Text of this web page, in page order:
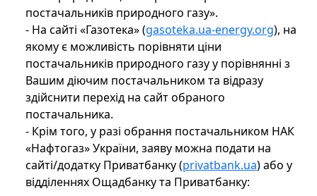
постачальників природного газу».
- На сайті «Газотека» (gasoteka.ua-energy.org), на
якому є можливість порівняти ціни
постачальників природного газу у порівнянні з
Вашим діючим постачальником та відразу
здійснити перехід на сайт обраного
постачальника.
- Крім того, у разі обрання постачальником НАК
«Нафтогаз» України, заяву можна подати на
сайті/додатку Приватбанку (privatbank.ua) або у
відділеннях Ощадбанку та Приватбанку: